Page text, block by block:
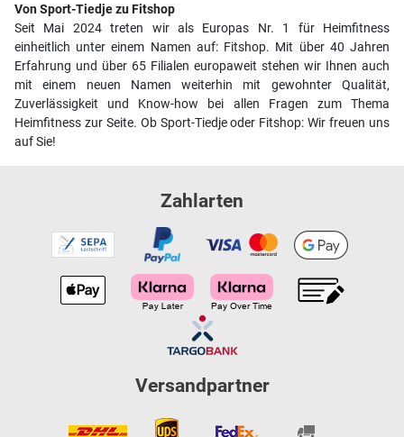
Von Sport-Tiedje zu Fitshop
Seit Mai 2024 treten wir als Europas Nr. 1 für Heimfitness
einheitlich unter einem Namen auf: Fitshop. Mit über 40 Jahren
Erfahrung und über 65 Filialen europaweit stehen wir Ihnen auch
mit einem neuen Namen weiterhin mit gewohnter Qualität,
Zuverlässigkeit und Know-how bei allen Fragen zum Thema
Heimfitness zur Seite. Ob Sport-Tiedje oder Fitshop: Wir freuen uns
auf Sie!
Zahlarten
Versandpartner